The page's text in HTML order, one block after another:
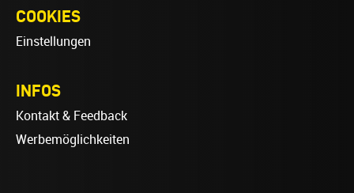
COOKIES
Einstellungen
INFOS
Kontakt & Feedback
Werbemöglichkeiten